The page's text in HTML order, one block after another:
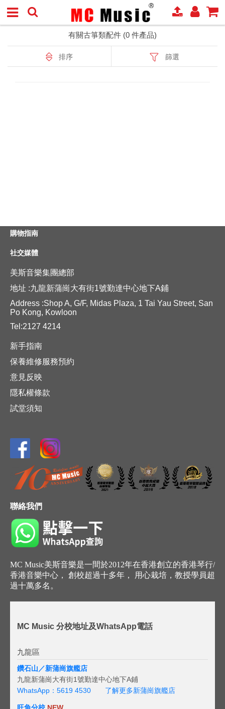
有關古箏類配件 (0 件產品)
排序 篩選
購物指南
社交媒體
美斯音樂集團總部
地址 :九龍新蒲崗大有街1號勤達中心地下A鋪
Address :Shop A, G/F, Midas Plaza, 1 Tai Yau Street, San
Po Kong, Kowloon
Tel:2127 4214
新手指南
保養維修服務預約
意見反映
隱私權條款
試堂須知
聯絡我們
MC Music美斯音樂是一間於2012年在香港創立的香港琴行/
香港音樂中心， 創校超過十多年， 用心栽培，教授學員超
過十萬多名。
MC Music 分校地址及WhatsApp電話
九龍區
鑽石山／新蒲崗旗艦店
九龍新蒲崗大有街1號勤達中心地下A鋪
WhatsApp：5619 4530
了解更多新蒲崗旗艦店
旺角分校 NEW